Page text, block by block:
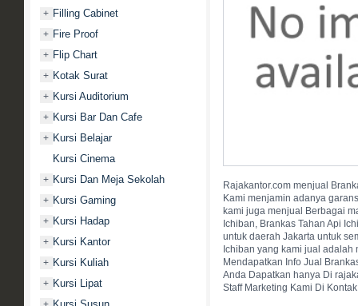
+ Filling Cabinet
+ Fire Proof
+ Flip Chart
+ Kotak Surat
+ Kursi Auditorium
+ Kursi Bar Dan Cafe
+ Kursi Belajar
Kursi Cinema
+ Kursi Dan Meja Sekolah
+ Kursi Gaming
+ Kursi Hadap
+ Kursi Kantor
+ Kursi Kuliah
+ Kursi Lipat
Rajakantor.com menjual
Kami menjamin adanya
kami juga menjual Berbagai
Ichiban, Brankas Tahan Api
untuk daerah Jakarta untuk
Ichiban yang kami jual adalah
Mendapatkan Info Jual
Anda Dapatkan hanya Di
Staff Marketing Kami Di